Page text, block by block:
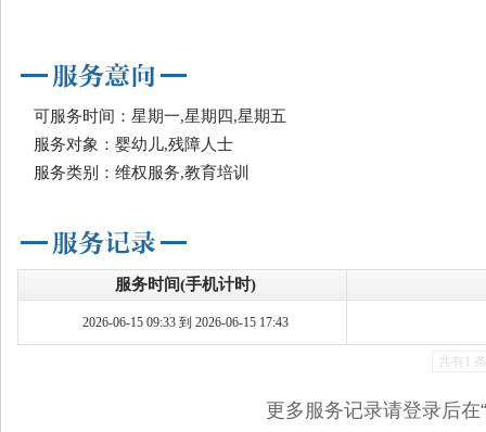
可服务时间：星期一,星期四,星期五
服务对象：婴幼儿,残障人士
服务类别：维权服务,教育培训